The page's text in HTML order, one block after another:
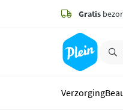
zoeken
hoofdinhoud
Gratis
Verzorging